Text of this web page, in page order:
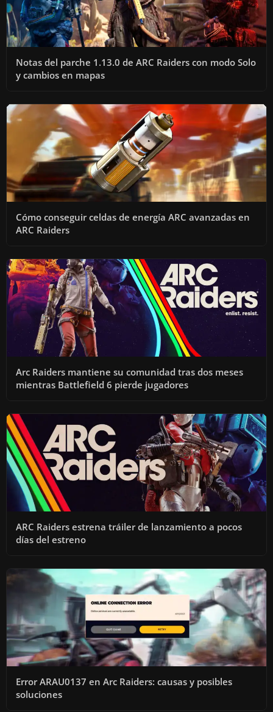
Notas del parche 1.13.0 de ARC Raiders con modo Solo
y cambios en mapas
Cómo conseguir celdas de energía ARC avanzadas en
ARC Raiders
Arc Raiders mantiene su comunidad tras dos meses
mientras Battlefield 6 pierde jugadores
ARC Raiders estrena tráiler de lanzamiento a pocos
días del estreno
Error ARAU0137 en Arc Raiders: causas y posibles
soluciones